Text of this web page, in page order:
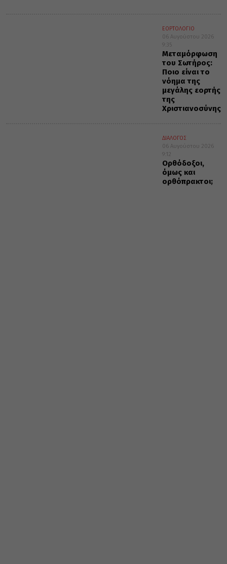
ΕΟΡΤΟΛΟΓΙΟ
06 Αυγούστου 2026
9:35
Μεταμόρφωση
του Σωτήρος:
Ποιο είναι το
νόημα της
μεγάλης εορτής
της
Χριστιανοσύνης
ΔΙΑΛΟΓΟΣ
06 Αυγούστου 2026
9:12
Ορθόδοξοι,
όμως και
ορθόπρακτοι;